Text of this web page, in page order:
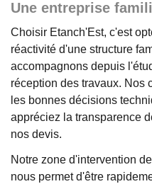
Une entreprise
Choisir Etanch'Est, c'est
réactivité d'une structure
accompagnons depuis
réception des travaux. Nos
les bonnes décisions
appréciez la transparence
nos devis.
Notre zone d'intervention
nous permet d'être